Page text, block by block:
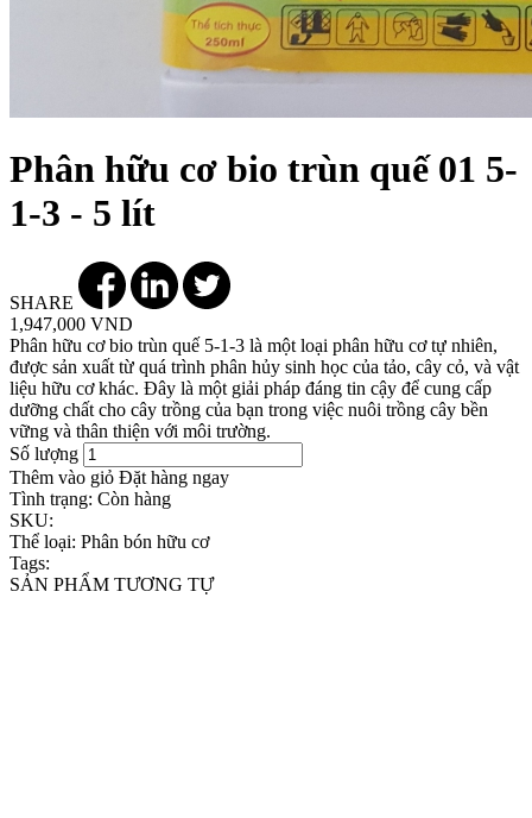
Phân hữu cơ bio trùn quế 01 5-
1-3 - 5 lít
SHARE
1,947,000 VND
Phân hữu cơ bio trùn quế 5-1-3 là một loại phân hữu cơ tự nhiên,
được sản xuất từ quá trình phân hủy sinh học của tảo, cây cỏ, và vật
liệu hữu cơ khác. Đây là một giải pháp đáng tin cậy để cung cấp
dưỡng chất cho cây trồng của bạn trong việc nuôi trồng cây bền
vững và thân thiện với môi trường.
Số lượng
Thêm vào giỏ Đặt hàng ngay
Tình trạng: Còn hàng
SKU:
Thể loại: Phân bón hữu cơ
Tags:
SẢN PHẨM TƯƠNG TỰ